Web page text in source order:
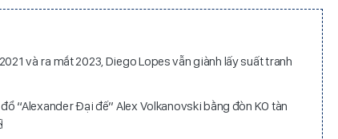
và ra mắt 2023, Diego Lopes vẫn giành lấy suất tranh
“Alexander Đại đế” Alex Volkanovski bằng đòn KO tàn